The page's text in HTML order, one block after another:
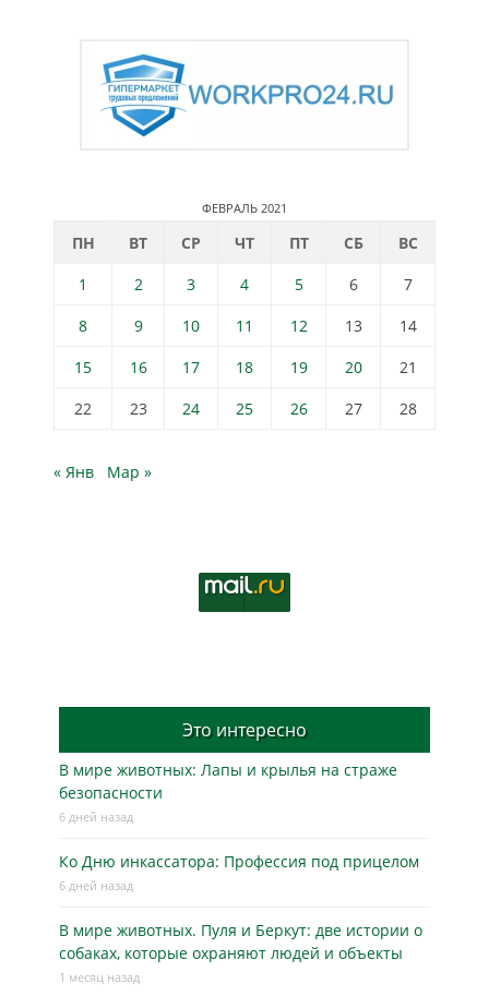
ФЕВРАЛЬ 2021
ПН ВТ СР ЧТ ПТ СБ
ВС
1
2 3 4 5 6
7
8
9 10 11 12 13
14
15
16 17 18 19 20
21
22
23 24 25 26 27 28
« Янв Мар »
Это интересно
В мире животных: Лапы и крылья на страже
безопасности
6 дней назад
Ко Дню инкассатора: Профессия под прицелом
6 дней назад
В мире животных. Пуля и Беркут: две истории о
собаках, которые охраняют людей и объекты
1 месяц назад